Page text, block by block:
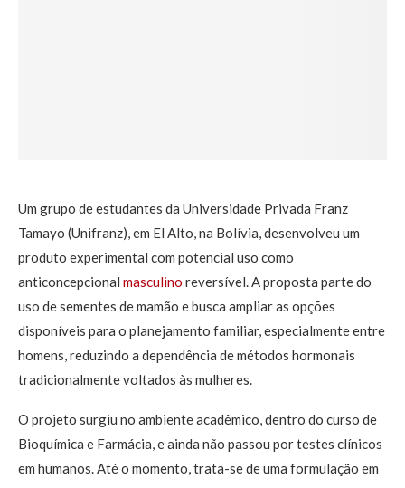
Um grupo de estudantes da Universidade Privada Franz
Tamayo (Unifranz), em El Alto, na Bolívia, desenvolveu um
produto experimental com potencial uso como
anticoncepcional masculino reversível. A proposta parte do
uso de sementes de mamão e busca ampliar as opções
disponíveis para o planejamento familiar, especialmente entre
homens, reduzindo a dependência de métodos hormonais
tradicionalmente voltados às mulheres.
O projeto surgiu no ambiente acadêmico, dentro do curso de
Bioquímica e Farmácia, e ainda não passou por testes clínicos
em humanos. Até o momento, trata-se de uma formulação em